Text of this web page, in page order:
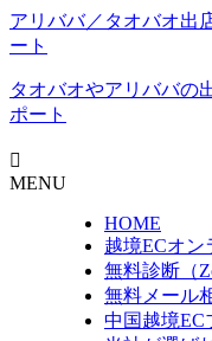
アリババ／タオバオ出
ート
タオバオやアリババの
ポート
MENU
HOME
越境ECオン
無料診断（
無料メール
中国越境EC